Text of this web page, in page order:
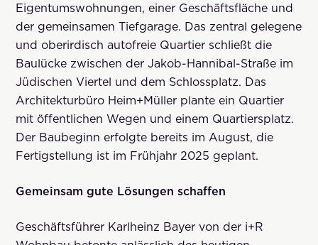
Eigentumswohnungen, einer Geschäftsfläche und
der gemeinsamen Tiefgarage. Das zentral gelegene
und oberirdisch autofreie Quartier schließt die
Baulücke zwischen der Jakob-Hannibal-Straße im
Jüdischen Viertel und dem Schlossplatz. Das
Architekturbüro Heim+Müller plante ein Quartier
mit öffentlichen Wegen und einem Quartiersplatz.
Der Baubeginn erfolgte bereits im August, die
Fertigstellung ist im Frühjahr 2025 geplant.
Gemeinsam gute Lösungen schaffen
Geschäftsführer Karlheinz Bayer von der i+R